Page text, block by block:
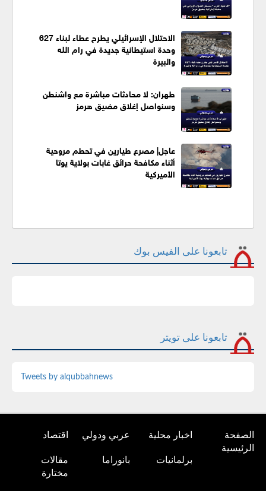
الاحتلال الإسرائيلي يطرح عطاء لبناء 627
وحدة استيطانية جديدة في رام الله
والبيرة
طهران: لا محادثات مباشرة مع واشنطن
وسنواصل إغلاق مضيق هرمز
عاجل| مصرع طيارين في تحطم مروحية
أثناء مكافحة حرائق غابات بولاية يوتا
الأميركية
تابعونا على الفيس بوك
تابعونا على تويتر
Tweets by alqubbahnews
الصفحة
الرئيسية
اخبار محلية عربي ودولي اقتصاد
برلمانيات بانوراما
مقالات
مختارة